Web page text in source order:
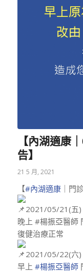
【內湖適康
告】
21 5 月, 2021
【#內湖適康｜門
2021/05/21(五)
晚上 #楊振亞醫師
復健治療正常
2021/05/22(六)
早上 #楊振亞醫師